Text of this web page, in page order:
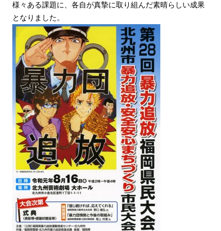
様々ある課題に、各自が真摯に取り組んだ素晴らしい成果
となりました。